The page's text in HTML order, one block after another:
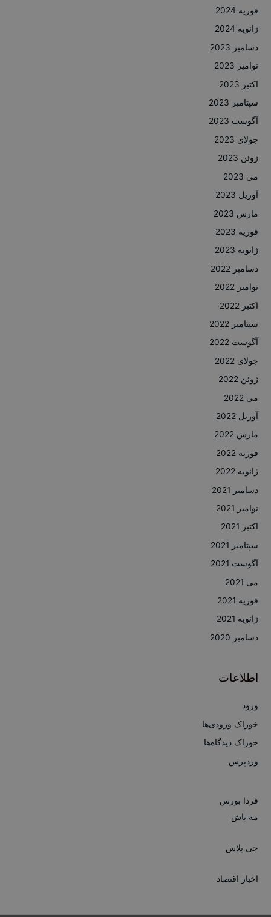
فوریه 2024
ژانویه 2024
دسامبر 2023
نوامبر 2023
اکتبر 2023
سپتامبر 2023
آگوست 2023
جولای 2023
ژوئن 2023
می 2023
آوریل 2023
مارس 2023
فوریه 2023
ژانویه 2023
دسامبر 2022
نوامبر 2022
اکتبر 2022
سپتامبر 2022
آگوست 2022
جولای 2022
ژوئن 2022
می 2022
آوریل 2022
مارس 2022
فوریه 2022
ژانویه 2022
دسامبر 2021
نوامبر 2021
اکتبر 2021
سپتامبر 2021
آگوست 2021
می 2021
فوریه 2021
ژانویه 2021
دسامبر 2020
اطلاعات
ورود
خوراک ورودی‌ها
خوراک دیدگاه‌ها
وردپرس
فردا بورس
مه پاش
جی پلاس
اخبار اقتصاد